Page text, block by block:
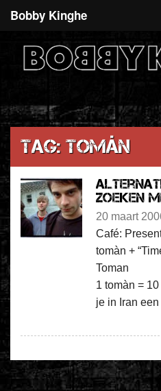
Bobby Kinghe
Recent
De 5 euro club
Over Bobby Kinghe
Tag: tomàn
zoeken
20 maart
Café:
tomàn +
Toman
1 tomàn =
je in Iran een